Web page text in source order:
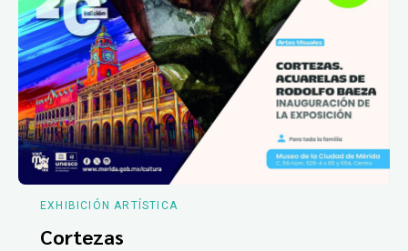
EXHIBICIÓN ARTÍSTICA
Cortezas